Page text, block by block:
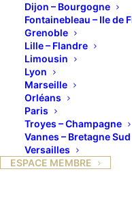
Dijon – Bourgogne
Fontainebleau – Ile de
Grenoble
Lille – Flandre
Limousin
Lyon
Marseille
Orléans
Paris
Troyes – Champagne
Vannes – Bretagne Sud
Versailles
ESPACE MEMBRE
12
au MUSEE DES
Avec le LYCEUM CLUB
Responsable :